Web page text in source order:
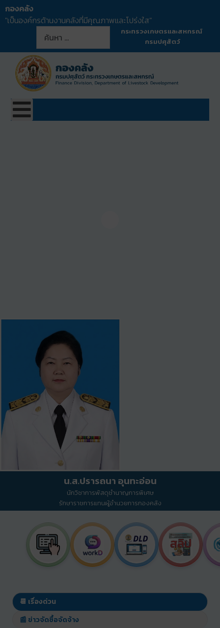
กองคลัง
"เป็นองค์กรด้านงานคลังที่มีคุณภาพและโปร่งใส"
กระทรวงเกษตรและสหกรณ์
กรมปศุสัตว์
น.ส.ปรารถนา อุนทะอ่อน
นักวิชาการพัสดุชำนาญการพิเศษ
รักษาราชการแทนผู้อำนวยการกองคลัง
📆 เรื่องด่วน
📰 ข่าวจัดซื้อจัดจ้าง